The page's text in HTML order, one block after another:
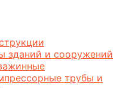
зданий и сооружений
трубы и